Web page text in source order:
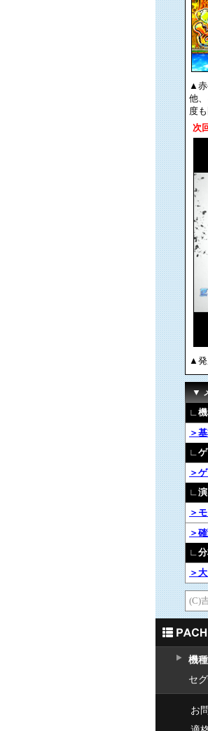
▲赤
他
度
次
▲発
▼
∟機
＞
∟ゲ
＞
∟演
＞
＞
∟分
＞
(C)
機
セ
お